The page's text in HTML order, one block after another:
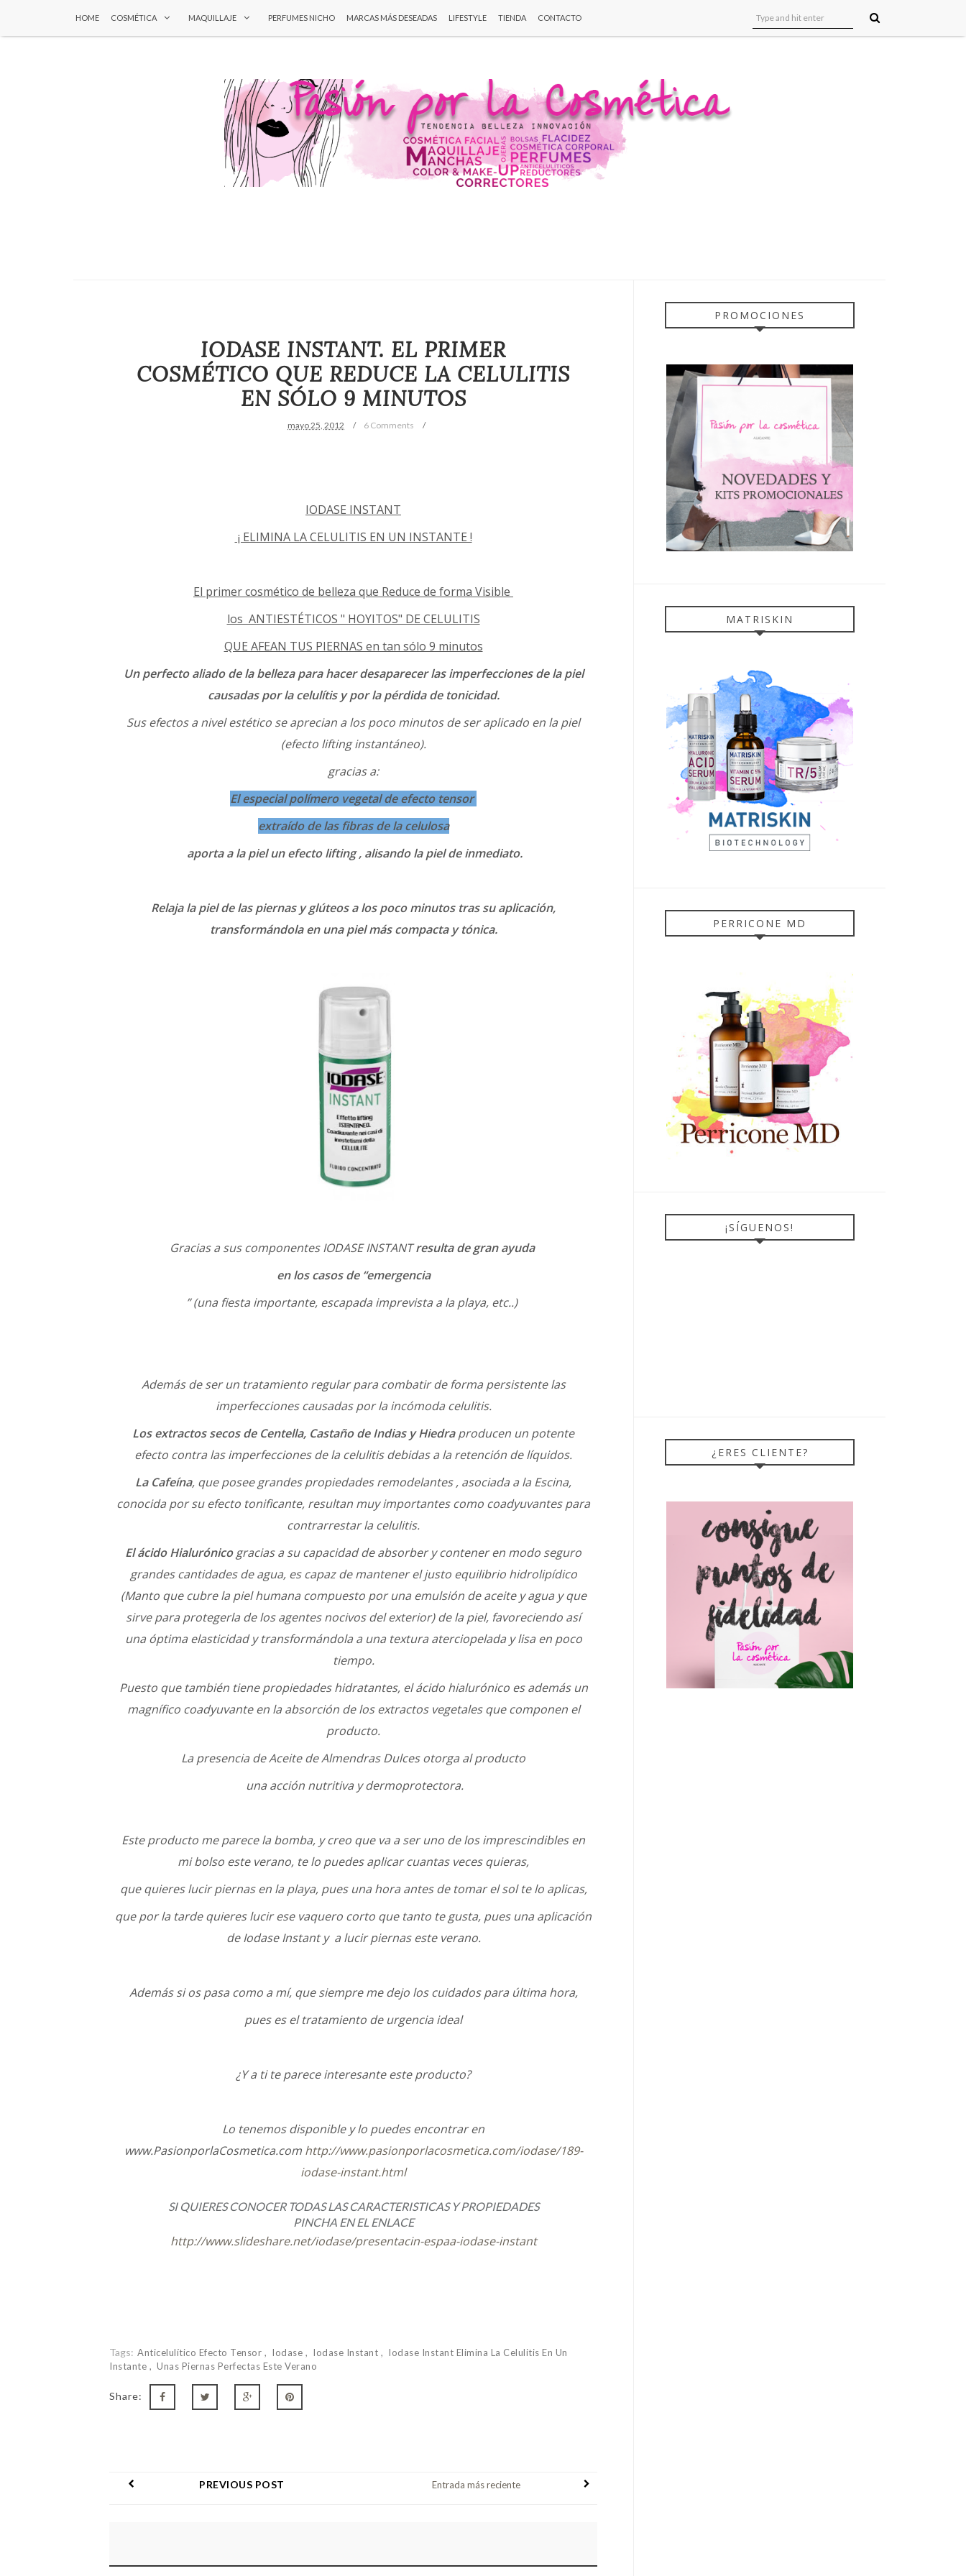
HOME COSMÉTICA MAQUILLAJE PERFUMES NICHO MARCAS MÁS DESEADAS LIFESTYLE TIENDA CONTACTO
IODASE INSTANT. EL PRIMER
COSMÉTICO QUE REDUCE LA CELULITIS
EN SÓLO 9 MINUTOS
mayo 25, 2012 6 Comments
IODASE INSTANT
¡ ELIMINA LA CELULITIS EN UN INSTANTE !
El primer cosmético de belleza que Reduce de forma Visible
los ANTIESTÉTICOS " HOYITOS" DE CELULITIS
QUE AFEAN TUS PIERNAS en tan sólo 9 minutos
Un perfecto aliado de la belleza para hacer desaparecer las imperfecciones de la piel
causadas por la celulítis y por la pérdida de tonicidad.
Sus efectos a nivel estético se aprecian a los poco minutos de ser aplicado en la piel
(efecto lifting instantáneo).
gracias a:
El especial polímero vegetal de efecto tensor
extraído de las fibras de la celulosa
aporta a la piel un efecto lifting , alisando la piel de inmediato.
Relaja la piel de las piernas y glúteos a los poco minutos tras su aplicación,
transformándola en una piel más compacta y tónica.
Gracias a sus componentes IODASE INSTANTresulta de gran ayuda
en los casos de “emergencia
” (una fiesta importante, escapada imprevista a la playa, etc..)
Además de ser un tratamiento regular para combatir de forma persistente las
imperfecciones causadas por la incómoda celulitis.
Los extractos secos de Centella, Castaño de Indias y Hiedraproducen un potente
efecto contra las imperfecciones de la celulitis debidas a la retención de líquidos.
La Cafeína, que posee grandes propiedades remodelantes , asociada a la Escina,
conocida por su efecto tonificante, resultan muy importantes como coadyuvantes para
contrarrestar la celulitis.
El ácido Hialurónicogracias a su capacidad de absorber y contener en modo seguro
grandes cantidades de agua, es capaz de mantener el justo equilibrio hidrolipídico
(Manto que cubre la piel humana compuesto por una emulsión de aceite y agua y que
sirve para protegerla de los agentes nocivos del exterior) de la piel, favoreciendo así
una óptima elasticidad y transformándola a una textura aterciopelada y lisa en poco
tiempo.
Puesto que también tiene propiedades hidratantes, el ácido hialurónico es además un
magnífico coadyuvante en la absorción de los extractos vegetales que componen el
producto.
La presencia de Aceite de Almendras Dulces otorga al producto
una acción nutritiva y dermoprotectora.
Este producto me parece la bomba, y creo que va a ser uno de los imprescindibles en
mi bolso este verano, te lo puedes aplicar cuantas veces quieras,
que quieres lucir piernas en la playa, pues una hora antes de tomar el sol te lo aplicas,
que por la tarde quieres lucir ese vaquero corto que tanto te gusta, pues una aplicación
de Iodase Instant y a lucir piernas este verano.
Además si os pasa como a mí, que siempre me dejo los cuidados para última hora,
pues es el tratamiento de urgencia ideal
¿Y a ti te parece interesante este producto?
Lo tenemos disponible y lo puedes encontrar en
www.PasionporlaCosmetica.com http://www.pasionporlacosmetica.com/iodase/189-
iodase-instant.html
SI QUIERES CONOCER TODAS LAS CARACTERISTICAS Y PROPIEDADES
PINCHA EN EL ENLACE
http://www.slideshare.net/iodase/presentacin-espaa-iodase-instant
Tags: Anticelulítico Efecto Tensor Iodase Iodase Instant
Iodase Instant Elimina La Celulitis En Un
Instante
Unas Piernas Perfectas Este Verano
Share:
Entrada más reciente
PREVIOUS POST
PROMOCIONES
MATRISKIN
PERRICONE MD
¡SÍGUENOS!
¿ERES CLIENTE?